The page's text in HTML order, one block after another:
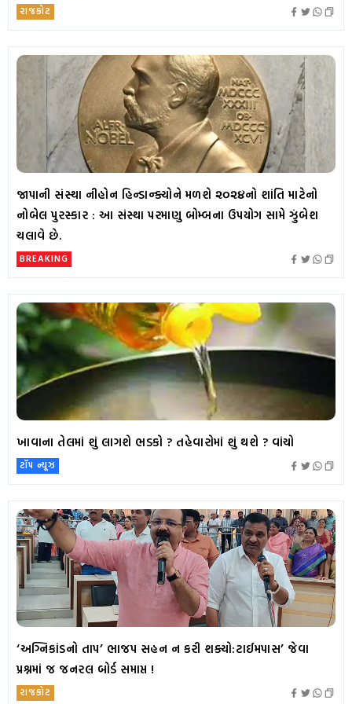
રાજકોટ
જાપાની સંસ્થા નીહોન હિન્ડાન્ક્યોને મળશે ૨૦૨૪નો શાંતિ માટેનો
નોબેલ પુરસ્કાર : આ સંસ્થા પરમાણુ બોમ્બના ઉપયોગ સામે ઝુંબેશ
ચલાવે છે.
BREAKING
ખાવાના તેલમાં શું લાગશે ભડકો ? તહેવારોમાં શું થશે ? વાંચો
ટૉપ ન્યૂઝ
‘અગ્નિકાંડનો તાપ’ ભાજપ સહન ન કરી શક્યો:ટાઈમપાસ’ જેવા
પ્રશ્નમાં જ જનરલ બોર્ડ સમાપ્ત !
રાજકોટ